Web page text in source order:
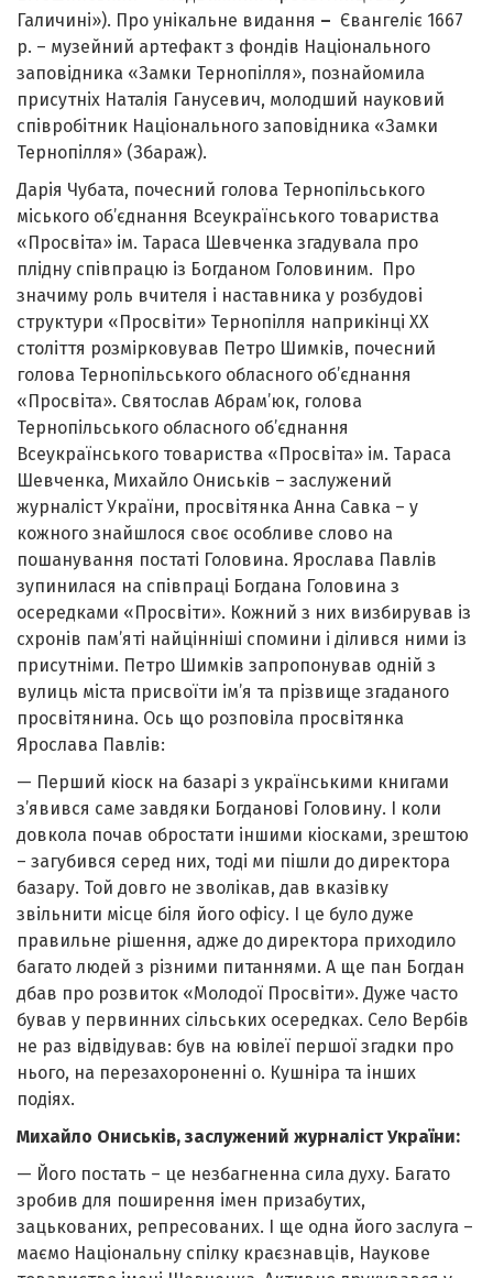
Галичині»). Про унікальне видання – Євангеліє 1667
р. – музейний артефакт з фондів Національного
заповідника «Замки Тернопілля», познайомила
присутніх Наталія Ганусевич, молодший науковий
співробітник Національного заповідника «Замки
Тернопілля» (Збараж).
Дарія Чубата, почесний голова Тернопільського
міського об’єднання Всеукраїнського товариства
«Просвіта» ім. Тараса Шевченка згадувала про
плідну співпрацю із Богданом Головиним. Про
значиму роль вчителя і наставника у розбудові
структури «Просвіти» Тернопілля наприкінці ХХ
століття розмірковував Петро Шимків, почесний
голова Тернопільського обласного об’єднання
«Просвіта». Святослав Абрам’юк, голова
Тернопільського обласного об’єднання
Всеукраїнського товариства «Просвіта» ім. Тараса
Шевченка, Михайло Ониськів – заслужений
журналіст України, просвітянка Анна Савка – у
кожного знайшлося своє особливе слово на
пошанування постаті Головина. Ярослава Павлів
зупинилася на співпраці Богдана Головина з
осередками «Просвіти». Кожний з них визбирував із
схронів пам’яті найцінніші спомини і ділився ними із
присутніми. Петро Шимків запропонував одній з
вулиць міста присвоїти ім’я та прізвище згаданого
просвітянина. Ось що розповіла просвітянка
Ярослава Павлів:
— Перший кіоск на базарі з українськими книгами
з’явився саме завдяки Богданові Головину. І коли
довкола почав обростати іншими кіосками, зрештою
– загубився серед них, тоді ми пішли до директора
базару. Той довго не зволікав, дав вказівку
звільнити місце біля його офісу. І це було дуже
правильне рішення, адже до директора приходило
багато людей з різними питаннями. А ще пан Богдан
дбав про розвиток «Молодої Просвіти». Дуже часто
бував у первинних сільських осередках. Село Вербів
не раз відвідував: був на ювілеї першої згадки про
нього, на перезахороненні о. Кушніра та інших
подіях.
Михайло Ониськів, заслужений журналіст України:
— Його постать – це незбагненна сила духу. Багато
зробив для поширення імен призабутих,
зацькованих, репресованих. І ще одна його заслуга –
маємо Національну спілку краєзнавців, Наукове